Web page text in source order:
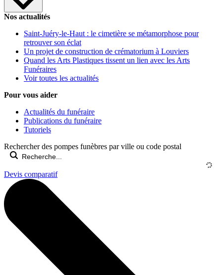
Nos actualités
Saint-Juéry-le-Haut : le cimetière se métamorphose pour
retrouver son éclat
Un projet de construction de crématorium à Louviers
Quand les Arts Plastiques tissent un lien avec les Arts
Funéraires
Voir toutes les actualités
Pour vous aider
Actualités du funéraire
Publications du funéraire
Tutoriels
Rechercher des pompes funèbres par ville ou code postal
Devis comparatif